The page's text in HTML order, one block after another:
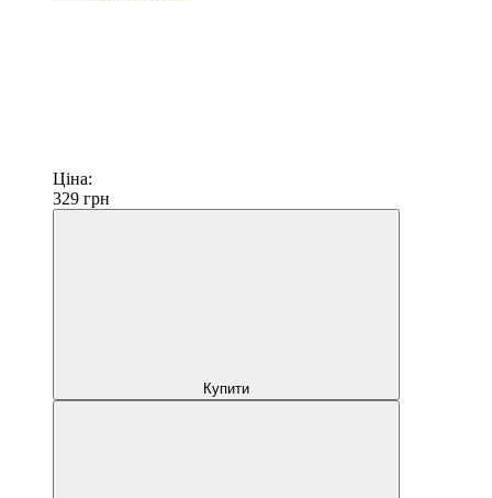
Ціна:
329 грн
Купити